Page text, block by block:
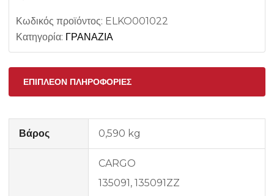
Κωδικός προϊόντος: ELKO001022
Κατηγορία: ΓΡΑΝΑΖΙΑ
ΕΠΙΠΛΈΟΝ ΠΛΗΡΟΦΟΡΊΕΣ
Βάρος 0,590 kg
CARGO
135091, 135091ZZ